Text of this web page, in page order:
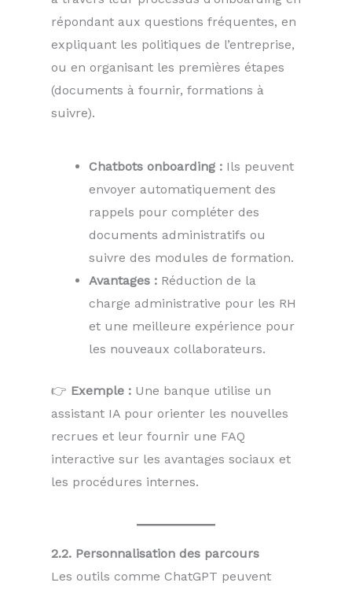
répondant aux questions fréquentes, en
expliquant les politiques de l’entreprise,
ou en organisant les premières étapes
(documents à fournir, formations à
suivre).
Chatbots onboarding : Ils peuvent
envoyer automatiquement des
rappels pour compléter des
documents administratifs ou
suivre des modules de formation.
Avantages : Réduction de la
charge administrative pour les RH
et une meilleure expérience pour
les nouveaux collaborateurs.
👉 Exemple : Une banque utilise un
assistant IA pour orienter les nouvelles
recrues et leur fournir une FAQ
interactive sur les avantages sociaux et
les procédures internes.
2.2. Personnalisation des parcours
Les outils comme ChatGPT peuvent